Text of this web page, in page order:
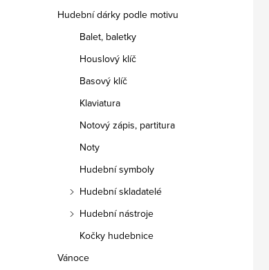
Hudební dárky podle motivu
Balet, baletky
Houslový klíč
Basový klíč
Klaviatura
Notový zápis, partitura
Noty
Hudební symboly
Hudební skladatelé
Hudební nástroje
Kočky hudebnice
Vánoce